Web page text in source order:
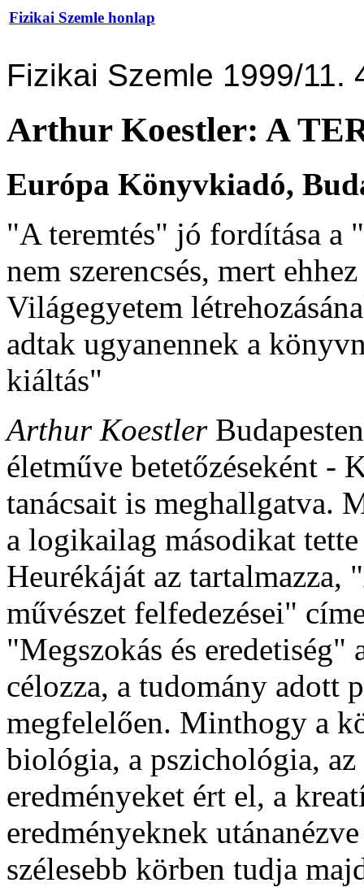
Fizikai Szemle honlap
Fizikai Szemle 1999/11.
Arthur Koestler: A
Európa Könyvkiadó,
"A teremtés" jó fordítása a
nem szerencsés, mert
Világegyetem
adtak ugyanennek a
kiáltás"
Arthur Koestler
életműve betetőzéseként -
tanácsait is meghallgatva.
a logikailag másodikat
Heurékáját az tartalmazza,
művészet felfedezései"
"Megszokás és eredetiség"
célozza, a tudomány adott
megfelelően. Minthogy a
biológia, a pszichológia,
eredményeket ért el, a
eredményeknek
szélesebb körben tudja